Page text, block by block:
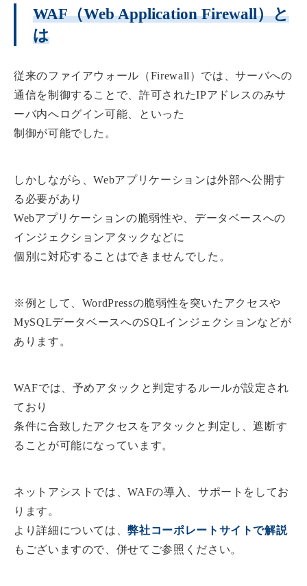
WAF（Web Application Firewall）と
は
従来のファイアウォール（Firewall）では、サーバへの
通信を制御することで、許可されたIPアドレスのみサ
ーバ内へログイン可能、といった
制御が可能でした。
しかしながら、Webアプリケーションは外部へ公開す
る必要があり
Webアプリケーションの脆弱性や、データベースへの
インジェクションアタックなどに
個別に対応することはできませんでした。
※例として、WordPressの脆弱性を突いたアクセスや
MySQLデータベースへのSQLインジェクションなどが
あります。
WAFでは、予めアタックと判定するルールが設定され
ており
条件に合致したアクセスをアタックと判定し、遮断す
ることが可能になっています。
ネットアシストでは、WAFの導入、サポートをしてお
ります。
より詳細については、弊社コーポレートサイトで解説
もございますので、併せてご参照ください。